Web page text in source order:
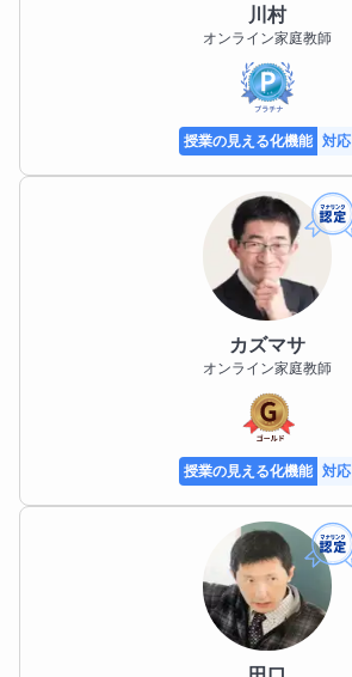
川村
オンライン家庭教師
授業の見える化機能 対応
カズマサ
オンライン家庭教師
授業の見える化機能 対応